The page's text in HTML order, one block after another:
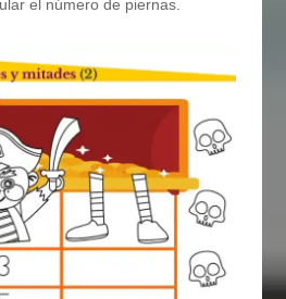
el número de piernas.